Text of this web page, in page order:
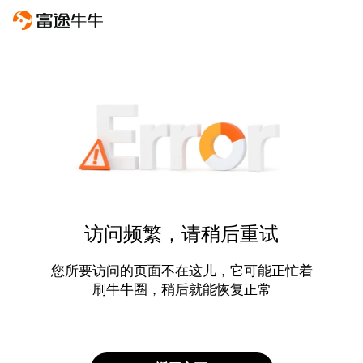
访问频繁，请稍后重试
您所要访问的页面不在这儿，它可能正忙着
刷牛牛圈，稍后就能恢复正常